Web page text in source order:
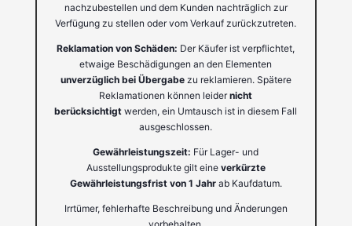
nachzubestellen und dem Kunden nachträglich zur
Verfügung zu stellen oder vom Verkauf zurückzutreten.
Reklamation von Schäden: Der Käufer ist verpflichtet,
etwaige Beschädigungen an den Elementen
unverzüglich bei Übergabezu reklamieren. Spätere
Reklamationen können leidernicht
berücksichtigt werden, ein Umtausch ist in diesem Fall
ausgeschlossen.
Gewährleistungszeit: Für Lager- und
Ausstellungsprodukte gilt eine verkürzte
Gewährleistungsfrist von 1 Jahrab Kaufdatum.
Irrtümer, fehlerhafte Beschreibung und Änderungen